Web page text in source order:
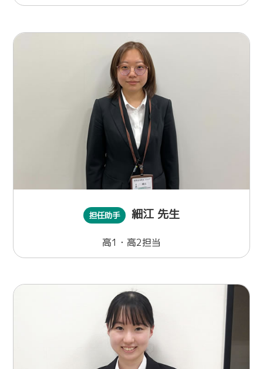
担任助手 細江 先生
高1・高2担当